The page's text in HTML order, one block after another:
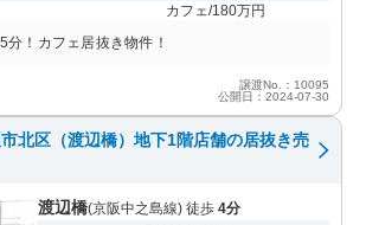
カフェ/180万円
分！カフェ居抜き物件！
譲渡No.：10095
公開日：2024-07-30
北区（渡辺橋）地下1階店舗の居抜き売
渡辺橋(京阪中之島線) 徒歩 4分